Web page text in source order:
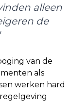
alleen
de
van de
als
werken hard